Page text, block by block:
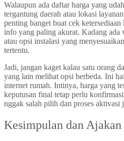
Walaupun ada daftar harga yang
tergantung daerah atau lokasi
penting banget buat cek
info yang paling akurat. Kadang ada
atau opsi instalasi yang
tertentu.
Jadi, jangan kaget kalau satu orang
yang lain melihat opsi berbeda. Ini
internet rumah. Intinya, harga yang
keputusan final tetap perlu
nggak salah pilih dan proses aktivasi
Kesimpulan dan Ajakan